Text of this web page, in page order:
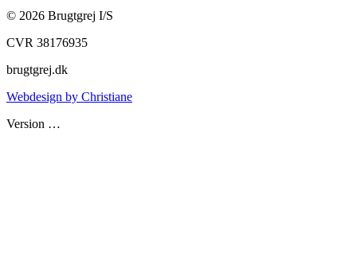
© 2026 Brugtgrej I/S
CVR 38176935
brugtgrej.dk
Webdesign by Christiane
Version …